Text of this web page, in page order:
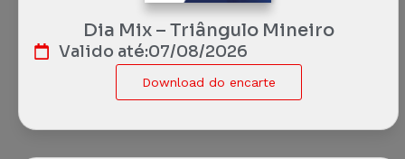
Dia Mix – Triângulo Mineiro
Valido até:07/08/2026
Download do encarte